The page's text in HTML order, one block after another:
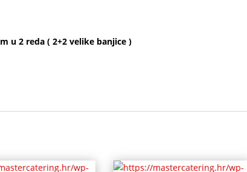
u 2 reda ( 2+2 velike banjice )